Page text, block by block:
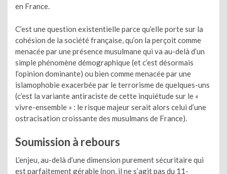
en France.
C’est une question existentielle parce qu’elle porte sur la
cohésion de la société française, qu’on la perçoit comme
menacée par une présence musulmane qui va au-delà d’un
simple phénomène démographique (et c’est désormais
l’opinion dominante) ou bien comme menacée par une
islamophobie exacerbée par le terrorisme de quelques-uns
(c’est la variante antiraciste de cette inquiétude sur le «
vivre-ensemble » : le risque majeur serait alors celui d’une
ostracisation croissante des musulmans de France).
Soumission à rebours
L’enjeu, au-delà d’une dimension purement sécuritaire qui
est parfaitement gérable (non, il ne s’agit pas du 11-